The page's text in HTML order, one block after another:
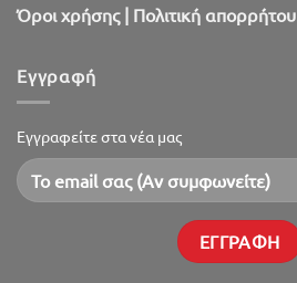
Όροι χρήσης | Πολιτική απορρήτου
Εγγραφή
Εγγραφείτε στα νέα μας